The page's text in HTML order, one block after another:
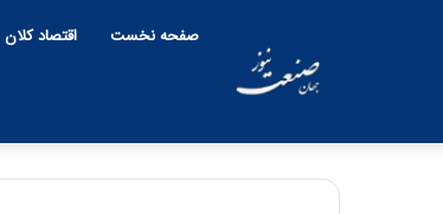
صفحه نخست اقتصاد کلان